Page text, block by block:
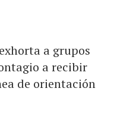
a grupos
a recibir
de orientación